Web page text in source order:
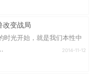
改变战局
时光开始，就是我们本性中
2014-11-12